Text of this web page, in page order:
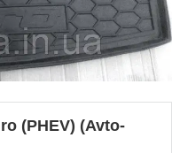
(PHEV) (Avto-